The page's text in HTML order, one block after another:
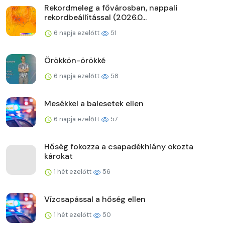
Rekordmeleg a fővárosban, nappali
rekordbeállítással (2026.0...
6 napja ezelőtt 51
Örökkön-örökké
6 napja ezelőtt 58
Mesékkel a balesetek ellen
6 napja ezelőtt 57
Hőség fokozza a csapadékhiány okozta
károkat
1 hét ezelőtt 56
Vízcsapással a hőség ellen
1 hét ezelőtt 50